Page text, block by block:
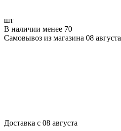
шт
В наличии менее 70
Самовывоз из магазина 08 августа
Доставка с 08 августа